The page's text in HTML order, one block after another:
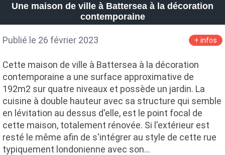
Une maison de ville à Battersea à la décoration
contemporaine
Publié le 26 février 2023 + infos
Cette maison de ville à Battersea à la décoration
contemporaine a une surface approximative de
192m2 sur quatre niveaux et possède un jardin. La
cuisine à double hauteur avec sa structure qui semble
en lévitation au dessus d'elle, est le point focal de
cette maison, totalement rénovée. Si l'extérieur est
resté le même afin de s'intégrer au style de cette rue
typiquement londonienne avec son…